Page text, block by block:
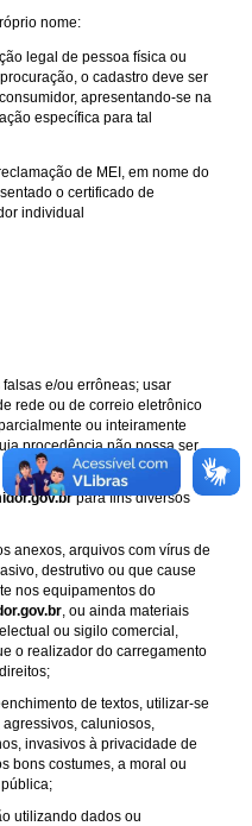
nome:
legal de pessoa física ou
o cadastro deve ser
apresentando-se na
específica para tal
de MEI, em nome do
o certificado de
individual
e/ou errôneas; usar
rede ou de correio eletrônico
ou inteiramente
procedência não possa ser
para fins diversos
anexos, arquivos com vírus de
destrutivo ou que cause
nos equipamentos do
, ou ainda materiais
ou sigilo comercial,
o realizador do carregamento
de textos, utilizar-se
caluniosos,
invasivos à privacidade de
bons costumes, a moral ou
utilizando dados ou